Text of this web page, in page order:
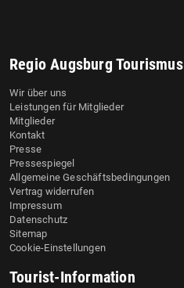
Regio Augsburg Tourismus
Wir über uns
Leistungen für Mitglieder
Mitglieder
Kontakt
Presse
Pressespiegel
Allgemeine Geschäftsbedingungen
Vertrag widerrufen
Impressum
Datenschutz
Sitemap
Cookie-Einstellungen
Tourist-Information